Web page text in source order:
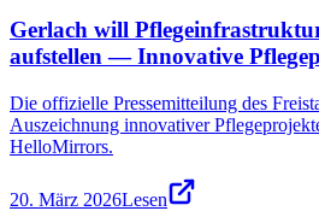
Gerlach will
aufstellen — Innovative
Die offizielle Pressemitteilung des
Auszeichnung innovativer
HelloMirrors.
20. März 2026Lesen